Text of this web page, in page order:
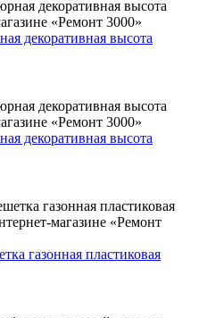
декоративная высота
декоративная высота
газонная пластиковая